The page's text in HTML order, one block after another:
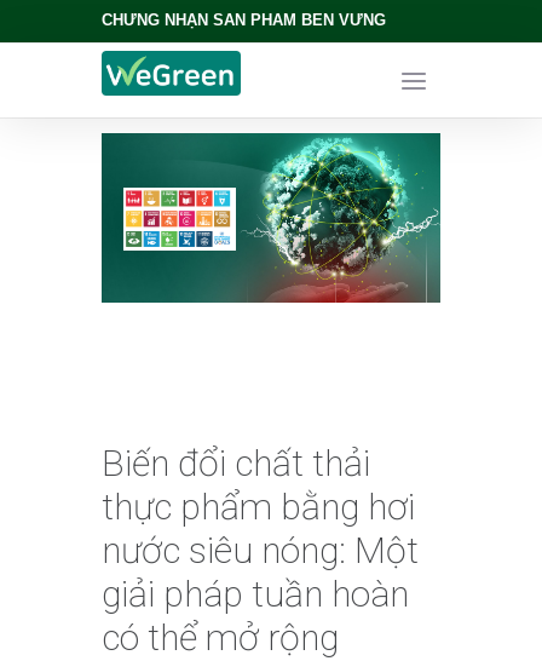
CHỨNG NHẬN SẢN PHẨM BỀN VỮNG
Biến đổi chất thải
thực phẩm bằng hơi
nước siêu nóng: Một
giải pháp tuần hoàn
có thể mở rộng